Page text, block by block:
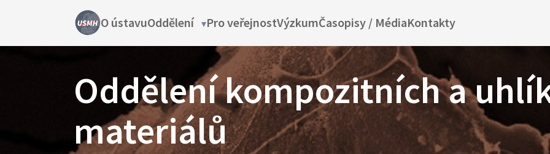
Main
navigation
O ústavuOddělení Oddělení
navigation
Pro veřejnostVýzkumČasopisy / MédiaKontakty
Oddělení kompozitních a
materiálů